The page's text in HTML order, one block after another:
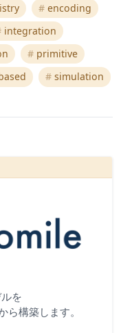
encoding
integration
primitive
simulation
を
構築します。